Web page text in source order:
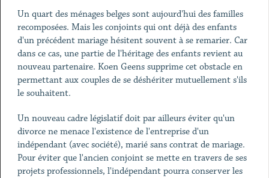
Un quart des ménages belges sont aujourd'hui des familles
recomposées. Mais les conjoints qui ont déjà des enfants
d'un précédent mariage hésitent souvent à se remarier. Car
dans ce cas, une partie de l'héritage des enfants revient au
nouveau partenaire. Koen Geens supprime cet obstacle en
permettant aux couples de se déshériter mutuellement s'ils
le souhaitent.
Un nouveau cadre législatif doit par ailleurs éviter qu'un
divorce ne menace l'existence de l'entreprise d'un
indépendant (avec société), marié sans contrat de mariage.
Pour éviter que l'ancien conjoint se mette en travers de ses
projets professionnels, l'indépendant pourra conserver les